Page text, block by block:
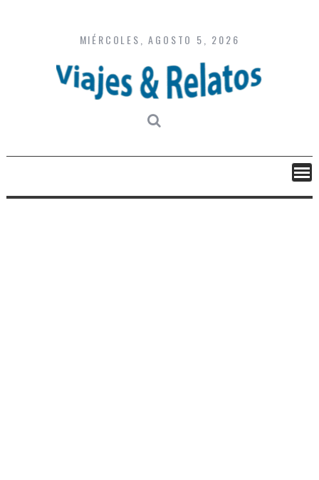
content
MIÉRCOLES, AGOSTO 5, 2026